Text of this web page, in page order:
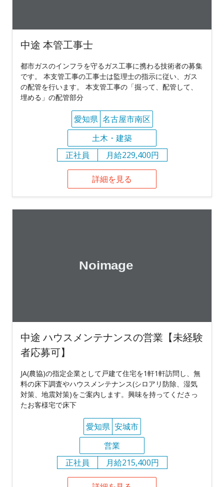
中途 本管工事士
都市ガスのインフラを守るガス工事に携わる技術者の募集
です。 本支管工事の工事士は監理士の指示に従い、ガス
の配管を行います。 本支管工事の「掘って、配管して、
埋める」の配管部分
愛知県 名古屋市南区
土木・建築
正社員
月給229,400円
詳細を見る
中途 ハウスメンテナンスの営業【未経験
者応募可】
JA(農協)の指定企業として戸建て住宅を1軒1軒訪問し、無
料の床下調査やハウスメンテナンス(シロアリ防除、湿気
対策、地震対策)をご案内します。興味を持ってくださっ
たお客様宅で床下
愛知県 安城市
営業
正社員
月給215,400円